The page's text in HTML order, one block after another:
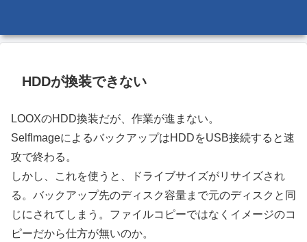
HDDが換装できない
LOOXのHDD換装だが、作業が進まない。
SelfImageによるバックアップはHDDをUSB接続すると速
攻で終わる。
しかし、これを使うと、ドライブサイズがリサイズされ
る。バックアップ先のディスク容量まで元のディスクと同
じにされてしまう。ファイルコピーではなくイメージのコ
ピーだから仕方が無いのか。